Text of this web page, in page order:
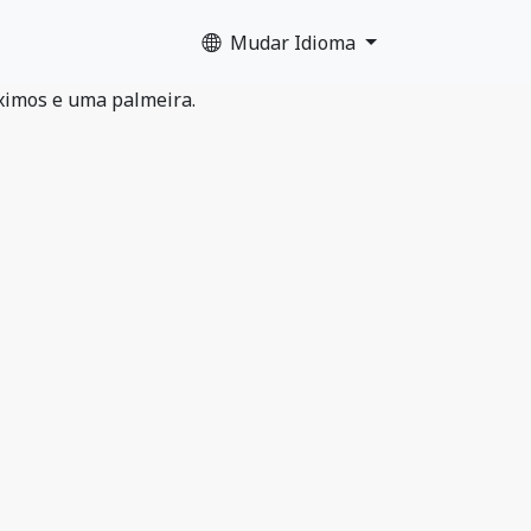
Mudar Idioma